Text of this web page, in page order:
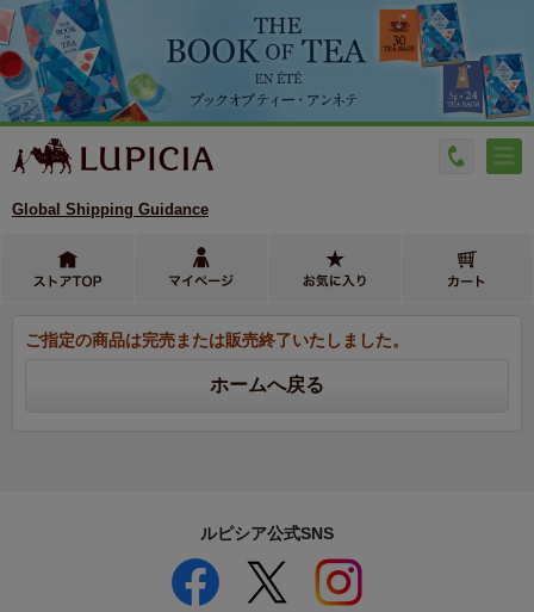
Global Shipping Guidance
ご指定の商品は完売または販売終了いたしました。
ルピシア公式SNS